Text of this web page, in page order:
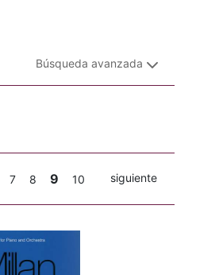
Búsqueda avanzada
7 8 9 10 siguiente